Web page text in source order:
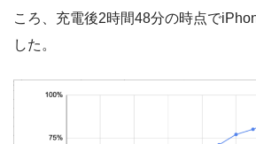
ころ、充電後2時間48分の時点で
した。